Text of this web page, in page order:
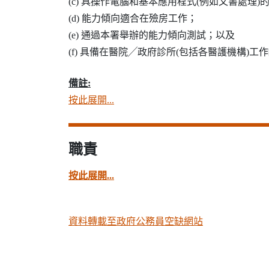
(d) 能力傾向適合在殮房工作；
(e) 通過本署舉辦的能力傾向測試；以及
(f) 具備在醫院╱政府診所(包括各醫護機構)工作
備註:
按此展開...
職責
按此展開...
資料轉載至政府公務員空缺網站